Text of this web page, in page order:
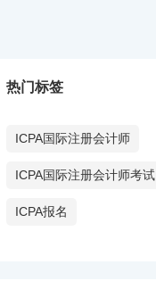
热门标签
ICPA国际注册会计师
ICPA国际注册会计师考试
ICPA报名